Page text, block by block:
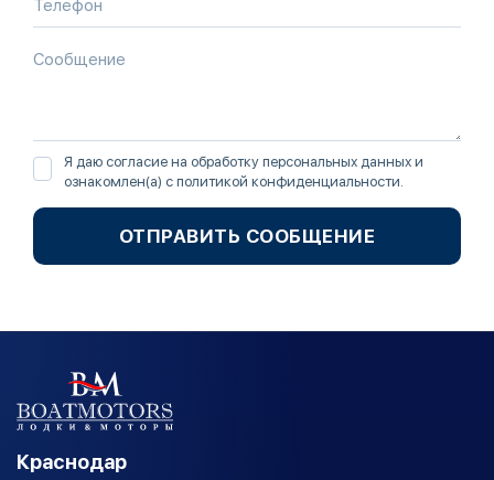
Я даю согласие на обработку персональных данных и
ознакомлен(а) с политикой конфиденциальности
ОТПРАВИТЬ СООБЩЕНИЕ
Краснодар